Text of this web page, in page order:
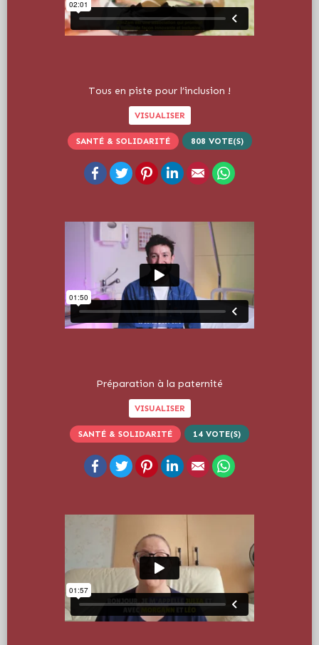
Tous en piste pour l’inclusion !
VISUALISER
SANTÉ & SOLIDARITÉ 808 VOTE(S)
FacebookTwitter PinterestLinkedInEmail
Préparation à la paternité
VISUALISER
SANTÉ & SOLIDARITÉ 14 VOTE(S)
FacebookTwitter PinterestLinkedInEmail